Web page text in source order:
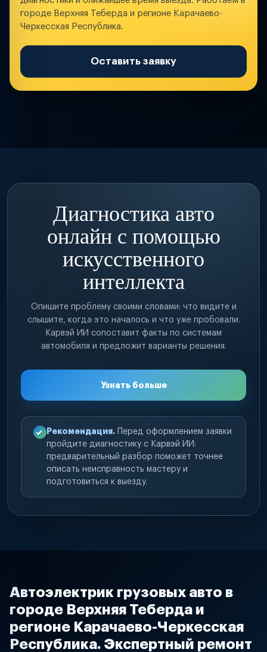
городе Верхняя Теберда и регионе Карачаево-
Черкесская Республика.
Оставить заявку
Диагностика авто
онлайн с помощью
искусственного
интеллекта
Опишите проблему своими словами: что видите и
слышите, когда это началось и что уже пробовали.
Карвэй ИИ сопоставит факты по системам
автомобиля и предложит варианты решения.
Узнать больше
Рекомендация. Перед оформлением заявки
пройдите диагностику с Карвэй ИИ:
предварительный разбор поможет точнее
описать неисправность мастеру и
подготовиться к выезду.
Автоэлектрик грузовых авто в
городе Верхняя Теберда и
регионе Карачаево-Черкесская
Республика. Экспертный ремонт